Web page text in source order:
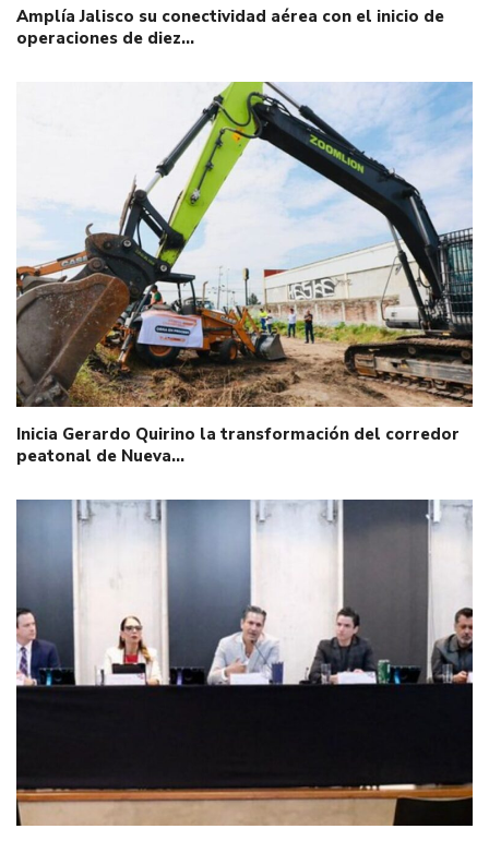
Amplía Jalisco su conectividad aérea con el inicio de
operaciones de diez…
Inicia Gerardo Quirino la transformación del corredor
peatonal de Nueva…